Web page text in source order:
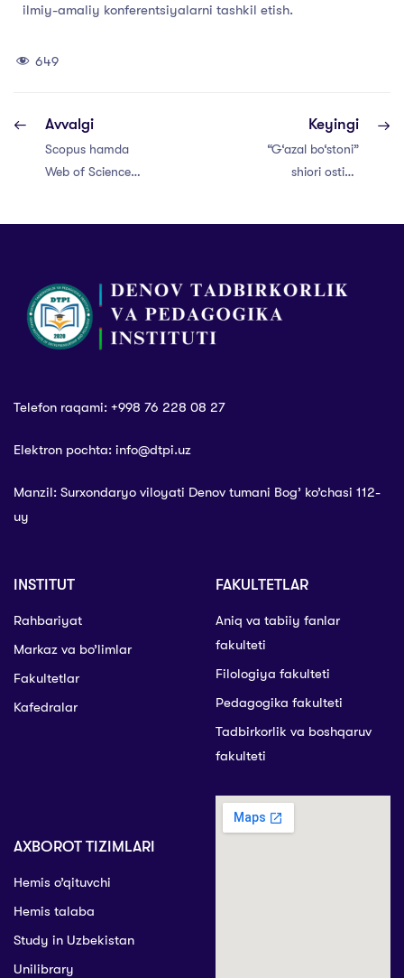
ilmiy-amaliy konferentsiyalarni tashkil etish.
649
Avvalgi
Scopus hamda
Web of Science
bo’lib o’tdi
Keyingi
“G‘azal bo‘stoni”
shiori ostida
Telefon raqami: +998 76 228 08 27
Elektron pochta: info@dtpi.uz
Manzil: Surxondaryo viloyati Denov tumani Bog’ ko’chasi 112-
uy
INSTITUT
Rahbariyat
Markaz va bo’limlar
Fakultetlar
Kafedralar
FAKULTETLAR
Aniq va tabiiy fanlar
fakulteti
Filologiya fakulteti
Pedagogika fakulteti
Tadbirkorlik va boshqaruv
fakulteti
AXBOROT TIZIMLARI
Hemis o’qituvchi
Hemis talaba
Study in Uzbekistan
Unilibrary